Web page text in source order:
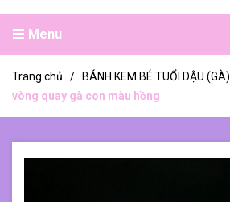
Menu
Trang chủ / BÁNH KEM BÉ TUỔI DẬU (GÀ)
vòng quay gà con màu hồng